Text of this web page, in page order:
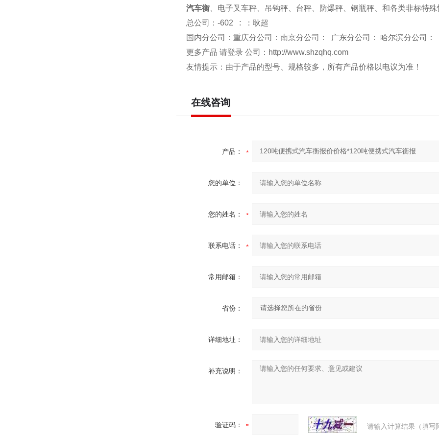
汽车衡 、电子叉车秤、吊钩秤、台秤、防爆秤、钢瓶秤、和各类非标特
总公司
：-602 : ：耿超
国内分公司：重庆分公司：南京分公司： 广东分公司： 哈尔滨分公司：
更多产品 请登录 公司： http://www.shzqhq.com
友情提示：由于产品的型号、规格较多，所有产品价格以电议为准！
在线咨询
产品：
您的单位：
您的姓名：
联系电话：
常用邮箱：
省份：
详细地址：
补充说明：
验证码： 请输入计算结果（填写